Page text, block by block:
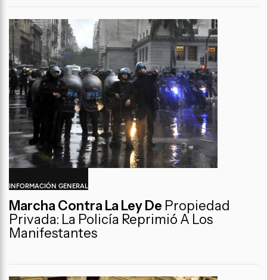
INFORMACIÓN GENERAL
Marcha Contra La Ley De Propiedad
Privada: La Policía Reprimió A Los
Manifestantes